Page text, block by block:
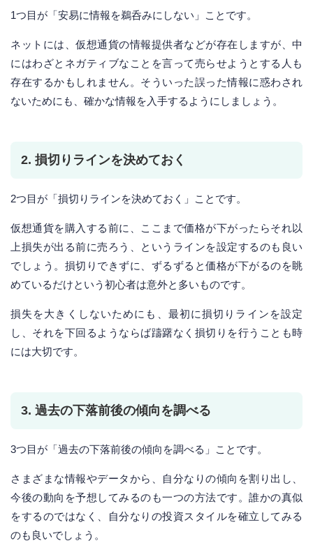
1つ目が「安易に情報を鵜呑みにしない」ことです。
ネットには、仮想通貨の情報提供者などが存在しますが、中
にはわざとネガティブなことを言って売らせようとする人も
存在するかもしれません。そういった誤った情報に惑わされ
ないためにも、確かな情報を入手するようにしましょう。
2. 損切りラインを決めておく
2つ目が「損切りラインを決めておく」ことです。
仮想通貨を購入する前に、ここまで価格が下がったらそれ以
上損失が出る前に売ろう、というラインを設定するのも良い
でしょう。損切りできずに、ずるずると価格が下がるのを眺
めているだけという初心者は意外と多いものです。
損失を大きくしないためにも、最初に損切りラインを設定
し、それを下回るようならば躊躇なく損切りを行うことも時
には大切です。
3. 過去の下落前後の傾向を調べる
3つ目が「過去の下落前後の傾向を調べる」ことです。
さまざまな情報やデータから、自分なりの傾向を割り出し、
今後の動向を予想してみるのも一つの方法です。誰かの真似
をするのではなく、自分なりの投資スタイルを確立してみる
のも良いでしょう。